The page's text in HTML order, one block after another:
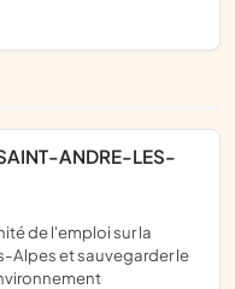
Alpes et sauvegarder le